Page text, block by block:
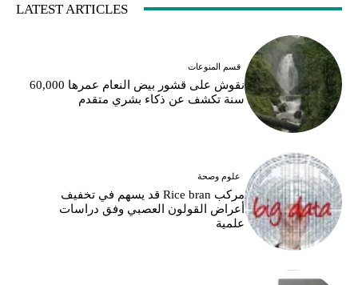
LATEST ARTICLES
قسم المنوعات
نقوش على قشور بيض النعام عمرها 60,000
سنة تكشف عن ذكاء بشري متقدم
علوم وصحة
مركب Rice bran قد يسهم في تخفيف
أعراض القولون العصبي وفق دراسات
علمية